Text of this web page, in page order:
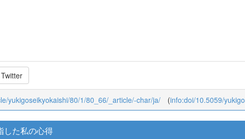
Twitter
yukigoseikyokaishi/80/1/80_66/_article/-char/ja/ (info:doi/10.5059/
した私の心得